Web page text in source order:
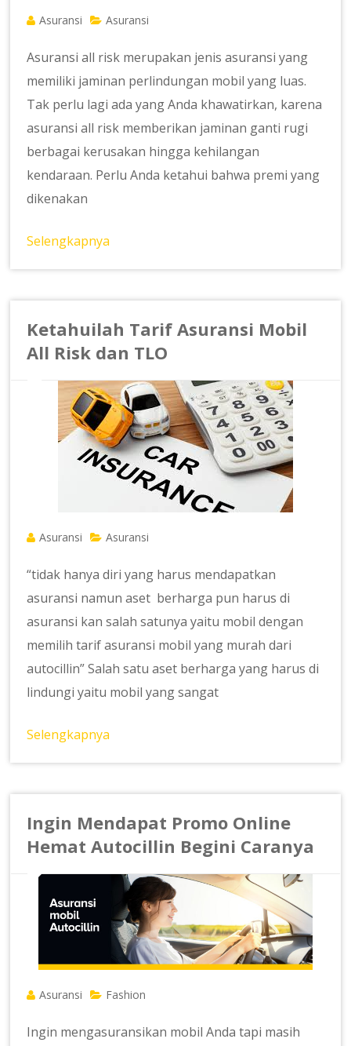
Asuransi Asuransi
Asuransi all risk merupakan jenis asuransi yang
memiliki jaminan perlindungan mobil yang luas.
Tak perlu lagi ada yang Anda khawatirkan, karena
asuransi all risk memberikan jaminan ganti rugi
berbagai kerusakan hingga kehilangan
kendaraan. Perlu Anda ketahui bahwa premi yang
dikenakan
Selengkapnya
Ketahuilah Tarif Asuransi Mobil
All Risk dan TLO
Asuransi Asuransi
“tidak hanya diri yang harus mendapatkan
asuransi namun aset berharga pun harus di
asuransi kan salah satunya yaitu mobil dengan
memilih tarif asuransi mobil yang murah dari
autocillin” Salah satu aset berharga yang harus di
lindungi yaitu mobil yang sangat
Selengkapnya
Ingin Mendapat Promo Online
Hemat Autocillin Begini Caranya
Asuransi Fashion
Ingin mengasuransikan mobil Anda tapi masih